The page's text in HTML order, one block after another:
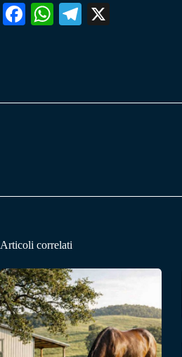
Fa W
pp
Te
m
Articoli correlati